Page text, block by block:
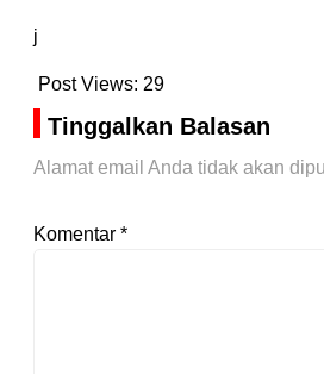
j
Post Views: 29
Tinggalkan Balasan
Alamat email Anda tidak akan
Komentar *